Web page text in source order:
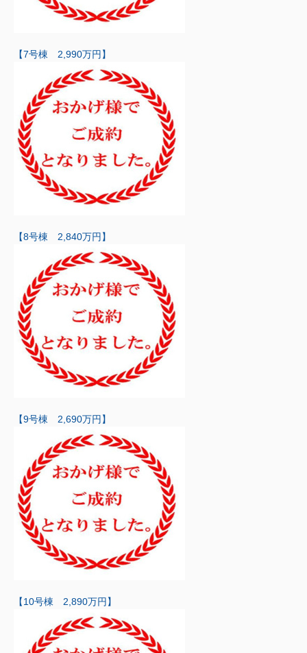
【7号棟 2,990万円】
【8号棟 2,840万円】
【9号棟 2,690万円】
【10号棟 2,890万円】